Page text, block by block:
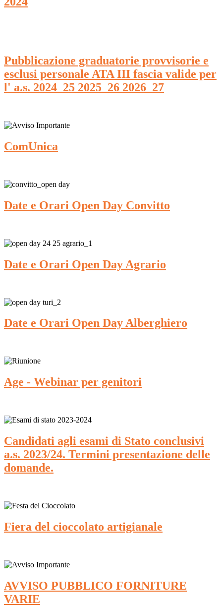
Pubblicazione graduatorie provvisorie e
esclusi personale ATA III fascia valide per
l' a.s. 2024_25 2025_26 2026_27
ComUnica
Date e Orari Open Day Convitto
Date e Orari Open Day Agrario
Date e Orari Open Day Alberghiero
Age - Webinar per genitori
Candidati agli esami di Stato conclusivi
a.s. 2023/24. Termini presentazione delle
domande.
Fiera del cioccolato artigianale
AVVISO PUBBLICO FORNITURE
VARIE